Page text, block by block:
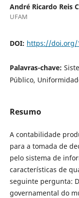
André Ricardo Reis
UFAM
DOI: https://doi.org/
Palavras-chave:
Público,
Resumo
A contabilidade
para a tomada de
pelo sistema de
características de
seguinte pergunta:
governamental do